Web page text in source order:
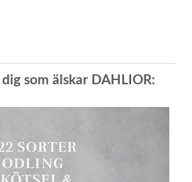
som älskar DAHLIOR: